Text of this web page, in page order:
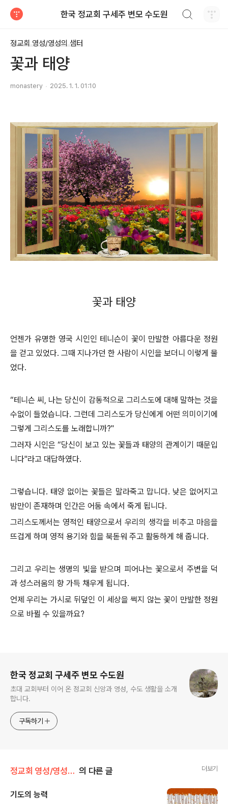
한국 정교회 구세주 변모 수도원
정교회 영성/영성의 샘터
꽃과 태양
monastery 2025. 1. 1. 01:10
꽃과 태양
언젠가 유명한 영국 시인인 테니슨이 꽃이 만발한 아름다운 정원
을 걷고 있었다. 그때 지나가던 한 사람이 시인을 보더니 이렇게 물
었다.
“테니슨 씨, 나는 당신이 감동적으로 그리스도에 대해 말하는 것을
수없이 들었습니다. 그런데 그리스도가 당신에게 어떤 의미이기에
그렇게 그리스도를 노래합니까?"
그러자 시인은 “당신이 보고 있는 꽃들과 태양의 관계이기 때문입
니다"라고 대답하였다.
그렇습니다. 태양 없이는 꽃들은 말라죽고 맙니다. 낮은 없어지고
밤만이 존재하며 인간은 어둠 속에서 죽게 됩니다.
그리스도께서는 영적인 태양으로서 우리의 생각을 비추고 마음을
뜨겁게 하며 영적 용기와 힘을 북돋워 주고 활동하게 해 줍니다.
그리고 우리는 생명의 빛을 받으며 피어나는 꽃으로서 주변을 덕
과 성스러움의 향 가득 채우게 됩니다.
언제 우리는 가시로 뒤덮인 이 세상을 썩지 않는 꽃이 만발한 정원
으로 바뀔 수 있을까요?
한국 정교회 구세주 변모 수도원
초대 교회부터 이어 온 정교회 신앙과 영성, 수도 생활을 소개
합니다.
구독하기
정교회 영성/영성의 샘터 의 다른 글 더보기
기도의 능력